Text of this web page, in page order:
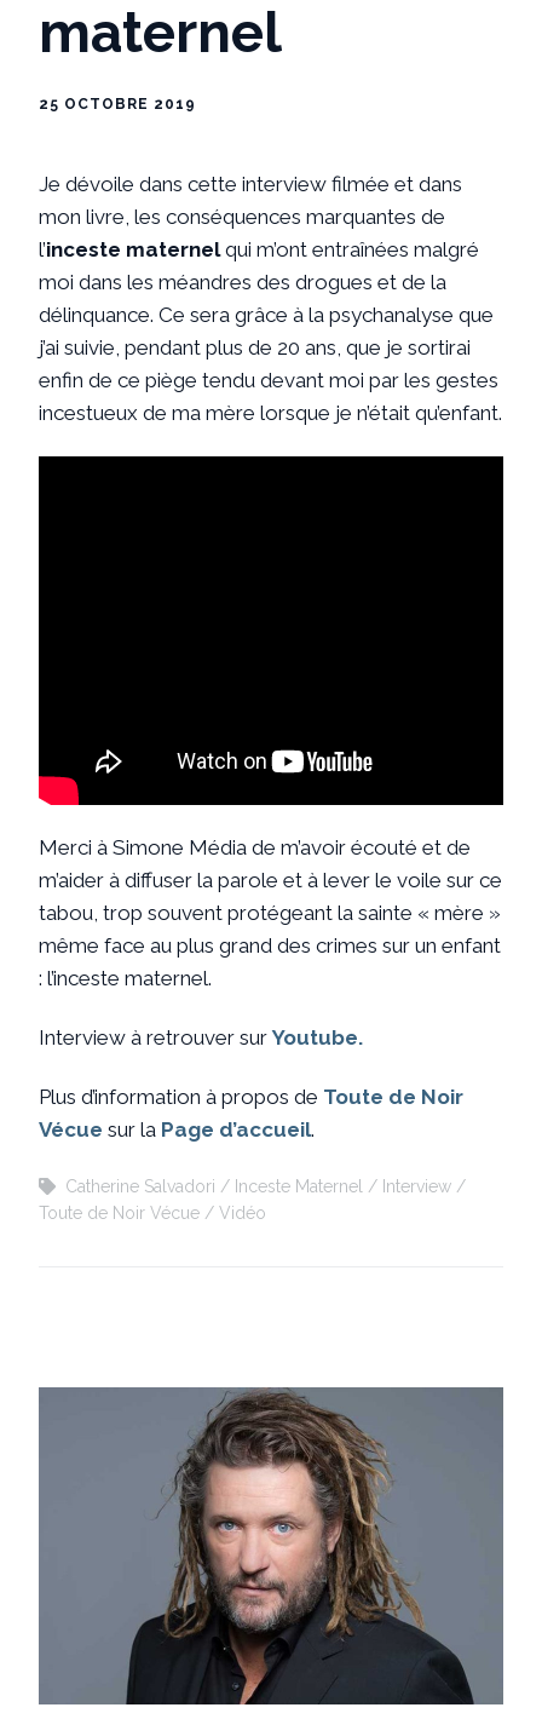
maternel
25 OCTOBRE 2019
Je dévoile dans cette interview filmée et dans
mon livre, les conséquences marquantes de
l’inceste maternelqui m’ont entraînées malgré
moi dans les méandres des drogues et de la
délinquance. Ce sera grâce à la psychanalyse que
j’ai suivie, pendant plus de 20 ans, que je sortirai
enfin de ce piège tendu devant moi par les gestes
incestueux de ma mère lorsque je n’était qu’enfant.
Merci à Simone Média de m’avoir écouté et de
m’aider à diffuser la parole et à lever le voile sur ce
tabou, trop souvent protégeant la sainte « mère »
même face au plus grand des crimes sur un enfant
: l’inceste maternel.
Interview à retrouver surYoutube.
Plus d’information à propos de Toute de Noir
Vécue sur la Page d’accueil.
Catherine Salvadori Inceste Maternel
Interview
Toute de Noir Vécue
Vidéo